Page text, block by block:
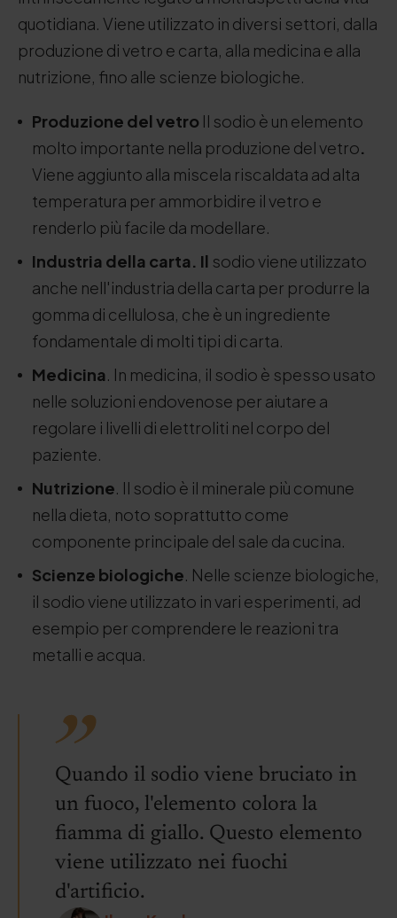
quotidiana. Viene utilizzato in diversi settori, dalla
produzione di vetro e carta, alla medicina e alla
nutrizione, fino alle scienze biologiche.
Produzione del vetro Il sodio è un elemento
molto importante nella produzione del vetro.
Viene aggiunto alla miscela riscaldata ad alta
temperatura per ammorbidire il vetro e
renderlo più facile da modellare.
Industria della carta. Il sodio viene utilizzato
anche nell'industria della carta per produrre la
gomma di cellulosa, che è un ingrediente
fondamentale di molti tipi di carta.
Medicina. In medicina, il sodio è spesso usato
nelle soluzioni endovenose per aiutare a
regolare i livelli di elettroliti nel corpo del
paziente.
Nutrizione. Il sodio è il minerale più comune
nella dieta, noto soprattutto come
componente principale del sale da cucina.
Scienze biologiche. Nelle scienze biologiche,
il sodio viene utilizzato in vari esperimenti, ad
esempio per comprendere le reazioni tra
metalli e acqua.
Quando il sodio viene bruciato in
un fuoco, l'elemento colora la
fiamma di giallo. Questo elemento
viene utilizzato nei fuochi
d'artificio.